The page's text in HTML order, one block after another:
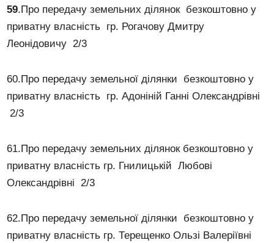
59.Про передачу земельних ділянок безкоштовно у
приватну власність гр. Рогачову Дмитру
Леонідовичу 2/3
60.Про передачу земельної ділянки безкоштовно у
приватну власність гр. Адоніній Ганні Олександрівні
2/3
61.Про передачу земельних ділянок безкоштовно у
приватну власність гр. Гнилицькій Любові
Олександрівні 2/3
62.Про передачу земельної ділянки безкоштовно у
приватну власність гр. Терещенко Ользі Валеріївні